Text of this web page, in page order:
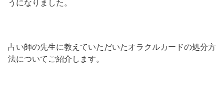
うになりました。
占い師の先生に教えていただいたオラクルカードの処分方
法についてご紹介します。